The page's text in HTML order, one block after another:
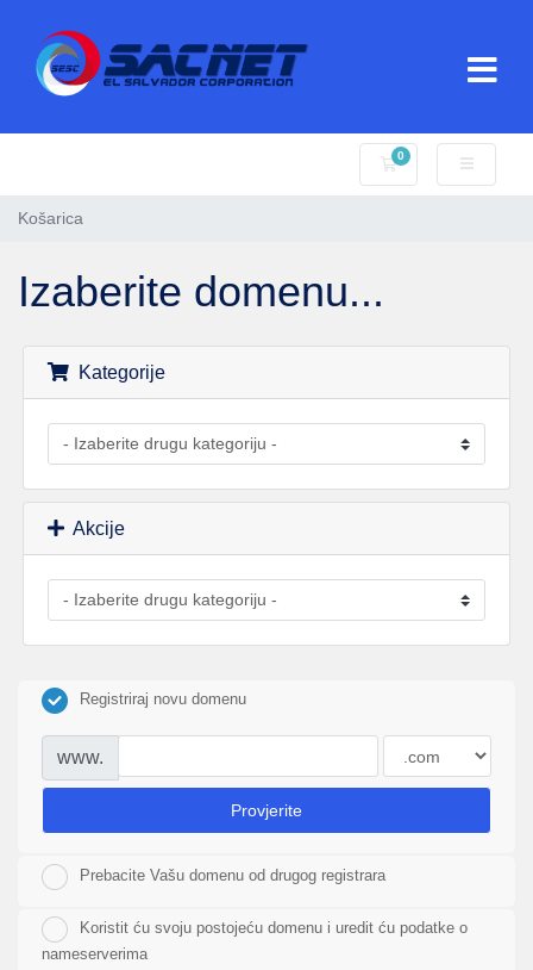
0
Košarica
Košarica
Izaberite domenu...
Kategorije
Akcije
Registriraj novu domenu
www.
Provjerite
Prebacite Vašu domenu od drugog registrara
Koristit ću svoju postojeću domenu i uredit ću podatke o
nameserverima